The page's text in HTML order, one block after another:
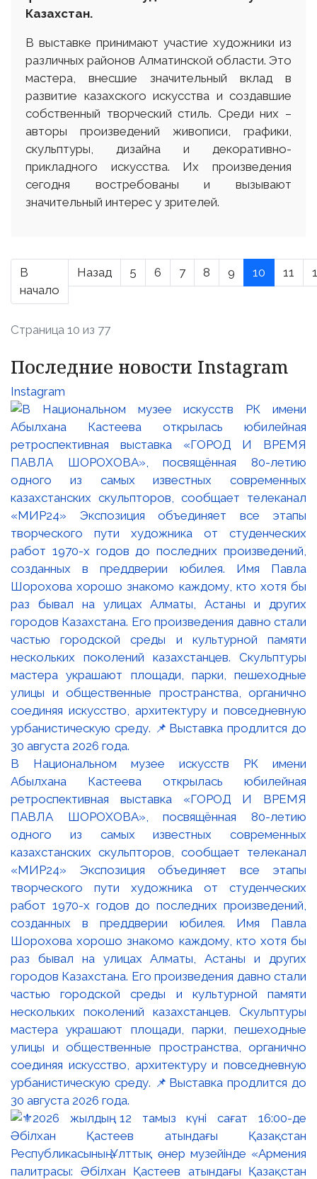
Казахстан.
В выставке принимают участие художники из
различных районов Алматинской области. Это
мастера, внесшие значительный вклад в
развитие казахского искусства и создавшие
собственный творческий стиль. Среди них –
авторы произведений живописи, графики,
скульптуры, дизайна и декоративно-
прикладного искусства. Их произведения
сегодня востребованы и вызывают
значительный интерес у зрителей.
В
начало
Назад 5 6 7 8 9 10 11
Страница 10 из 77
Последние новости Instagram
Instagram
В Национальном музее искусств РК имени
Абылхана Кастеева открылась юбилейная
ретроспективная выставка «ГОРОД И ВРЕМЯ
ПАВЛА ШОРОХОВА», посвящённая 80-летию
одного из самых известных современных
казахстанских скульпторов, сообщает телеканал
«МИР24» Экспозиция объединяет все этапы
творческого пути художника от студенческих
работ 1970-х годов до последних произведений,
созданных в преддверии юбилея. Имя Павла
Шорохова хорошо знакомо каждому, кто хотя бы
раз бывал на улицах Алматы, Астаны и других
городов Казахстана. Его произведения давно стали
частью городской среды и культурной памяти
нескольких поколений казахстанцев. Скульптуры
мастера украшают площади, парки, пешеходные
улицы и общественные пространства, органично
соединяя искусство, архитектуру и повседневную
урбанистическую среду. 📌Выставка продлится до
30 августа 2026 года.